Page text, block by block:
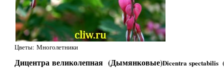
Цветы: Многолетники
Дицентра великолепная (Дымянковые)Dicentra spectabilis